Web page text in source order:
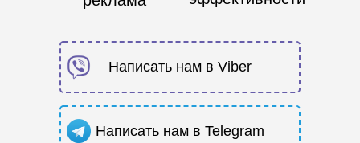
Написать нам в Telegram
Написать нам в Viber